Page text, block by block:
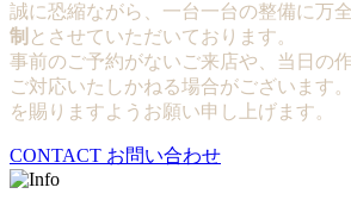
誠に恐縮ながら、一台一台の整備に万
制 とさせていただいております。
事前のご予約がないご来店や、当日の
ご対応いたしかねる場合がございます
を賜りますようお願い申し上げます。
CONTACT お問い合わせ